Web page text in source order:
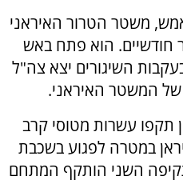
משטר הטרור האיראני
הוא פתח באש
השיגורים יצא צה"ל
של המשטר האיראני.
תקפו עשרות מטוסי קרב
במטרה לפגוע בשכבת
השני הותקף המתחם